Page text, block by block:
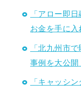
「アロー即
お金を手に入
「北九州市
事例を大公開
「キャッシ